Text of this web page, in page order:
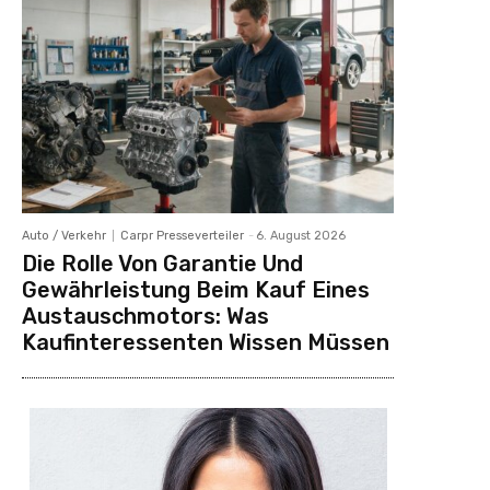
Auto / Verkehr Carpr Presseverteiler - 6. August 2026
Die Rolle Von Garantie Und
Gewährleistung Beim Kauf Eines
Austauschmotors: Was
Kaufinteressenten Wissen Müssen